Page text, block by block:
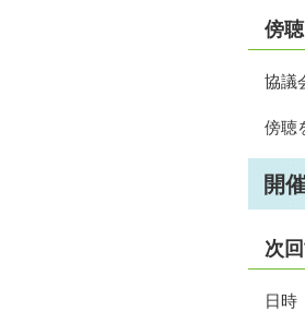
傍
協議
傍聴
開
次
日